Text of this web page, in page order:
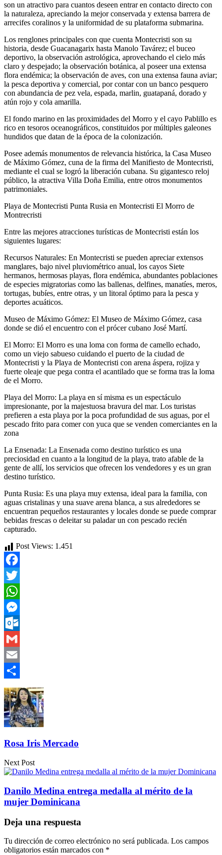
son un atractivo para cuantos deseen entrar en contacto directo con
la naturaleza, apreciando la mejor conservada y extensa barrera de
arrecifes coralinos y la uniformidad de su plataforma submarina.
Los renglones principales con que cuenta Montecristi son su
historia, desde Guacanagarix hasta Manolo Tavárez; el buceo
deportivo, la observación astrológica, aprovechando el cielo más
claro y despejado; la observación botánica, al poseer una extensa
flora endémica; la observación de aves, con una extensa fauna aviar;
la pesca deportiva y comercial, por contar con un banco pesquero
con abundancia de pez vela, espada, marlin, guatapaná, dorado y
atún rojo y cola amarilla.
El fondo marino en las proximidades del Morro y el cayo Pablillo es
rico en tesoros oceanográficos, constituidos por múltiples galeones
hundidos que datan de la época de la colonización.
Posee además monumentos de relevancia histórica, la Casa Museo
de Máximo Gómez, cuna de la firma del Manifiesto de Montecristi,
mediante el cual se logró la liberación cubana. Su gigantesco reloj
público, la atractiva Villa Doña Emilia, entre otros monumentos
patrimoniales.
Playa de Montecristi Punta Rusia en Montecristi El Morro de
Montrecristi
Entre las mejores atracciones turísticas de Montecristi están los
siguientes lugares:
Recursos Naturales: En Montecristi se pueden apreciar extensos
manglares, bajo nivel pluviométrico anual, los cayos Siete
hermanos, hermosas playas, flora endémica, abundantes poblaciones
de especies migratorias como las ballenas, delfines, manatíes, meros,
tortugas, bubíes, entre otras, y un litoral óptimo para la pesca y
deportes acuáticos.
Museo de Máximo Gómez: El Museo de Máximo Gómez, casa
donde se dió el encuentro con el prócer cubano José Martí.
El Morro: El Morro es una loma con forma de camello echado,
como un viejo sabueso cuidando el puerto de la ciudad de
Montecristi y la Playa de Montecristi con arena áspera, rojiza y
fuerte oleaje que pega contra el acantilado que se forma tras la loma
de el Morro.
Playa del Morro: La playa en sí misma es un espectáculo
impresionante, por la majestuosa bravura del mar. Los turistas
prefieren a esta playa por la poca profundidad de sus aguas, por el
pescado frito para comer con yuca que se venden comerciantes en la
zona
La Ensenada: La Ensenada como destino turístico es una
preciosidad en cuanto a la longitud de la playa, trato afable de la
gente de allí, los servicios que ofrecen los vendedores y es un gran
destino turístico.
Punta Rusia: Es una playa muy extensa, ideal para la familia, con
aguas cristalinas y una suave arena blanca, a sus alrededores se
encuentran pequeños restaurantes y locales donde se puede comprar
bebidas frescas o deleitar su paladar un con pescado recién
capturado.
Post Views: 1.451
Facebook
Twitter
WhatsApp
Messenger
Outlook.com
Gmail
Email
Compartir
Rosa Iris Mercado
Next Post
Danilo Medina entrega medalla al mérito de la
mujer Dominicana
Deja una respuesta
Tu dirección de correo electrónico no será publicada. Los campos
obligatorios están marcados con *